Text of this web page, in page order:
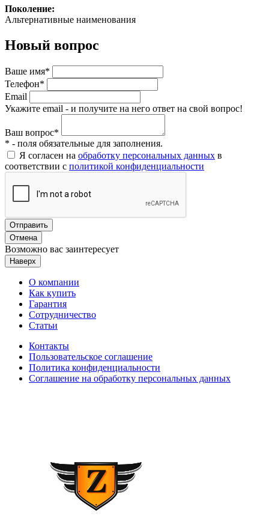
Поколение:
Альтернативные наименования
Новый вопрос
Ваше имя*
Телефон*
Email
Укажите email - и получите на него ответ на свой вопрос!
Ваш вопрос*
* - поля обязательные для заполнения.
Я согласен на обработку персональных данных в
соответствии с политикой конфиденциальности
Отправить
Отмена
Возможно вас заинтересует
Наверх
О компании
Как купить
Гарантия
Сотрудничество
Статьи
Контакты
Пользовательское соглашение
Политика конфиденциальности
Соглашение на обработку персональных данных